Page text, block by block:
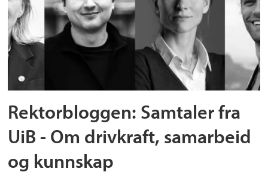
Rektorbloggen: Samtaler fra
UiB - Om drivkraft, samarbeid
og kunnskap